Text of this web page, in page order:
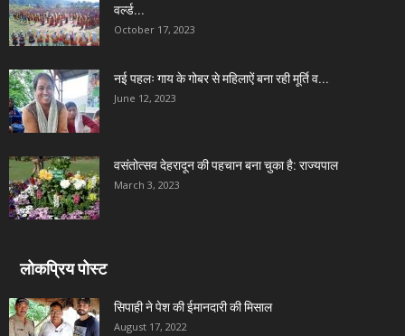
वर्ल्ड...
October 17, 2023
नई पहलः गाय के गोबर से महिलाऐं बना रही मूर्ति व...
June 12, 2023
वसंतोत्सव देहरादून की पहचान बना चुका है: राज्यपाल
March 3, 2023
लोकप्रिय पोस्ट
सिपाही ने पेश की ईमानदारी की मिसाल
August 17, 2022